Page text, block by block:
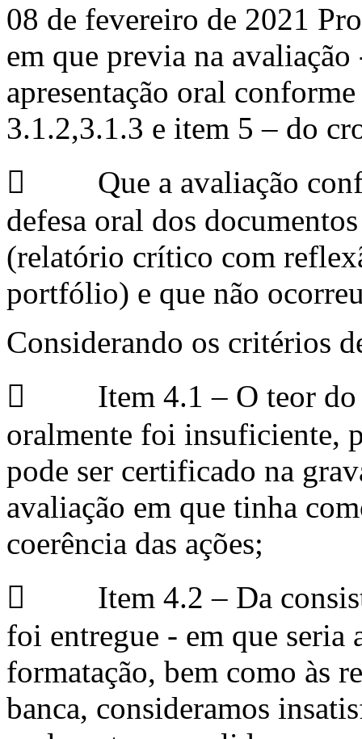
08 de fevereiro de 2021
em que previa na
apresentação oral
3.1.2,3.1.3 e item 5 – do
 Que a avaliação
defesa oral dos
(relatório crítico com
portfólio) e que não
Considerando os critérios
 Item 4.1 – O teor do
oralmente foi insuficiente,
pode ser certificado na
avaliação em que tinha
coerência das ações;
 Item 4.2 – Da
foi entregue - em que seria
formatação, bem como às
banca, consideramos